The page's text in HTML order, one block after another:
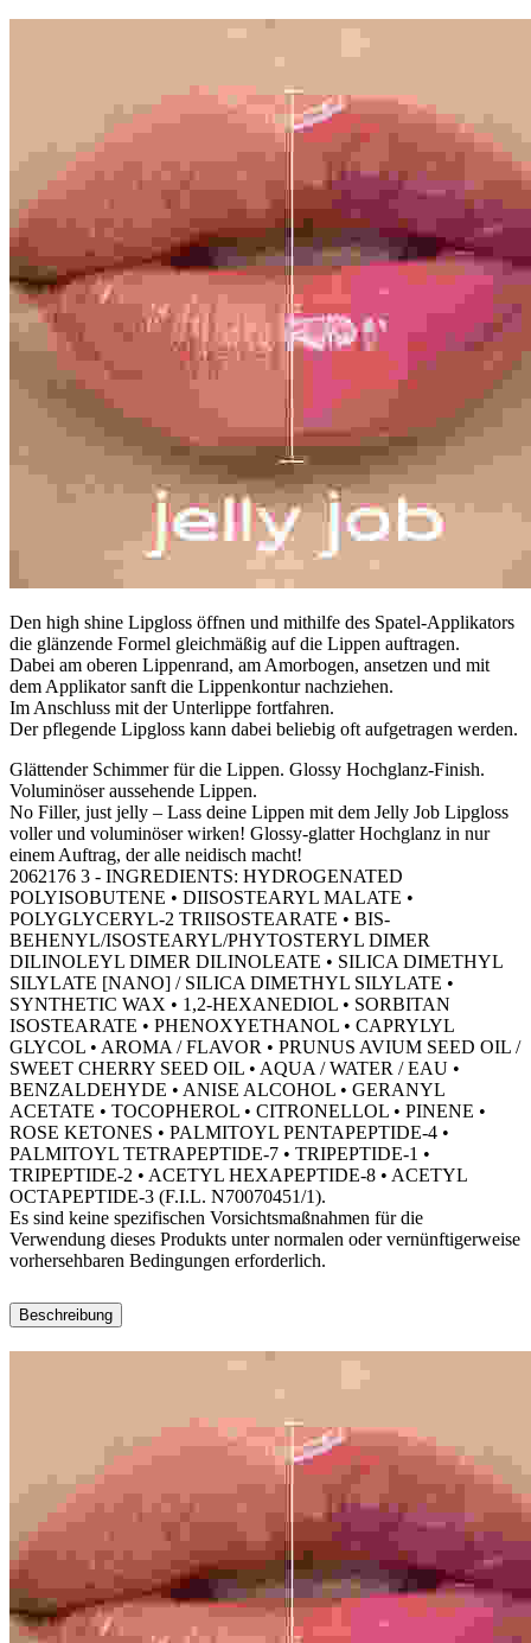
Den high shine Lipgloss öffnen und mithilfe des Spatel-Applikators
die glänzende Formel gleichmäßig auf die Lippen auftragen.
Dabei am oberen Lippenrand, am Amorbogen, ansetzen und mit
dem Applikator sanft die Lippenkontur nachziehen.
Im Anschluss mit der Unterlippe fortfahren.
Der pflegende Lipgloss kann dabei beliebig oft aufgetragen werden.
Glättender Schimmer für die Lippen. Glossy Hochglanz-Finish.
Voluminöser aussehende Lippen.
No Filler, just jelly – Lass deine Lippen mit dem Jelly Job Lipgloss
voller und voluminöser wirken! Glossy-glatter Hochglanz in nur
einem Auftrag, der alle neidisch macht!
2062176 3 - INGREDIENTS: HYDROGENATED
POLYISOBUTENE • DIISOSTEARYL MALATE •
POLYGLYCERYL-2 TRIISOSTEARATE • BIS-
BEHENYL/ISOSTEARYL/PHYTOSTERYL DIMER
DILINOLEYL DIMER DILINOLEATE • SILICA DIMETHYL
SILYLATE [NANO] / SILICA DIMETHYL SILYLATE •
SYNTHETIC WAX • 1,2-HEXANEDIOL • SORBITAN
ISOSTEARATE • PHENOXYETHANOL • CAPRYLYL
GLYCOL • AROMA / FLAVOR • PRUNUS AVIUM SEED OIL /
SWEET CHERRY SEED OIL • AQUA / WATER / EAU •
BENZALDEHYDE • ANISE ALCOHOL • GERANYL
ACETATE • TOCOPHEROL • CITRONELLOL • PINENE •
ROSE KETONES • PALMITOYL PENTAPEPTIDE-4 •
PALMITOYL TETRAPEPTIDE-7 • TRIPEPTIDE-1 •
TRIPEPTIDE-2 • ACETYL HEXAPEPTIDE-8 • ACETYL
OCTAPEPTIDE-3 (F.I.L. N70070451/1).
Es sind keine spezifischen Vorsichtsmaßnahmen für die
Verwendung dieses Produkts unter normalen oder vernünftigerweise
vorhersehbaren Bedingungen erforderlich.
Beschreibung